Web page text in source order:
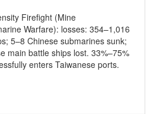
Firefight (Mine
Warfare): losses: 354–1,016
5–8 Chinese submarines sunk;
main battle ships lost. 33%–75%
enters Taiwanese ports.